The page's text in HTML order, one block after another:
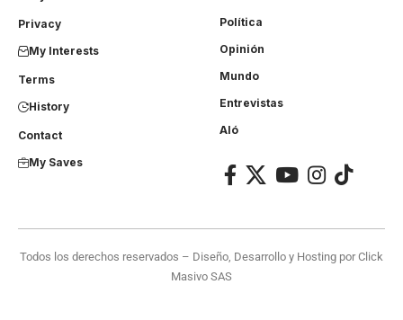
Privacy
My Interests
Terms
History
Contact
My Saves
Política
Opinión
Mundo
Entrevistas
Aló
Todos los derechos reservados – Diseño, Desarrollo y Hosting porClick
Masivo SAS